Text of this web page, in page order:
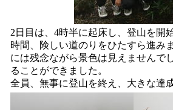
2日目は、4時半に起床し、登山を開
時間、険しい道のりをひたすら進み
には残念ながら景色は見えませんで
ることができました。
全員、無事に登山を終え、大きな達